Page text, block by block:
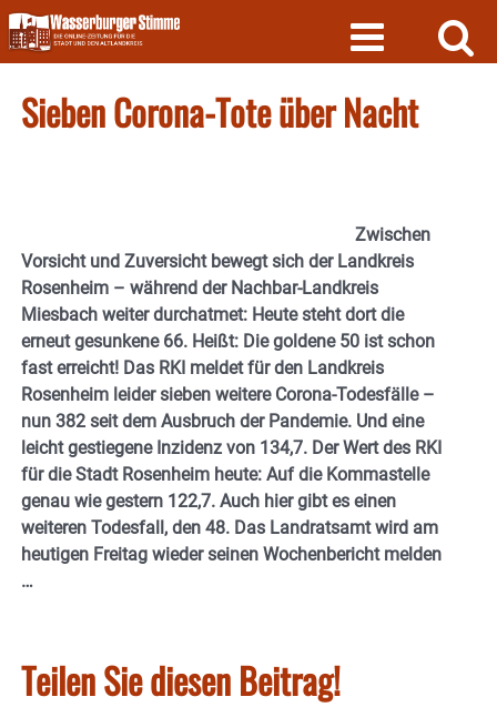
Skip
to
content
Sieben Corona-Tote über Nacht
Zwischen
Vorsicht und Zuversicht bewegt sich der Landkreis
Rosenheim – während der Nachbar-Landkreis
Miesbach weiter durchatmet: Heute steht dort die
erneut gesunkene 66. Heißt: Die goldene 50 ist schon
fast erreicht! Das RKI meldet für den Landkreis
Rosenheim leider sieben weitere Corona-Todesfälle –
nun 382 seit dem Ausbruch der Pandemie. Und eine
leicht gestiegene Inzidenz von 134,7. Der Wert des RKI
für die Stadt Rosenheim heute: Auf die Kommastelle
genau wie gestern 122,7. Auch hier gibt es einen
weiteren Todesfall, den 48. Das Landratsamt wird am
heutigen Freitag wieder seinen Wochenbericht melden
…
Teilen Sie diesen Beitrag!